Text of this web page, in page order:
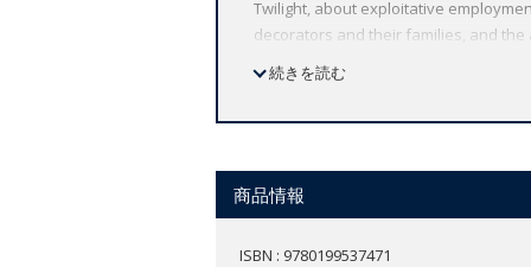
Twilight, about exploitative
decorators and their families, and
value of your work? Why do fat cats
commitment to scholarship,
authorities, helpful notes to clarify
続きを読む
商品情報
ISBN : 9780199537471